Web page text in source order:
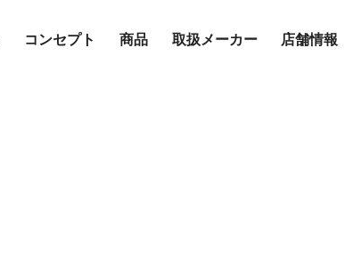
コンセプト 商品 取扱メーカー 店舗情報